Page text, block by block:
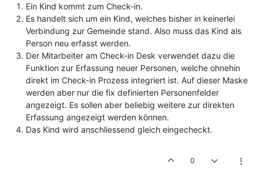
Ein Kind kommt zum Check-in.
Es handelt sich um ein Kind, welches bisher in keinerlei
Verbindung zur Gemeinde stand. Also muss das Kind als
Person neu erfasst werden.
Der Mitarbeiter am Check-in Desk verwendet dazu die
Funktion zur Erfassung neuer Personen, welche ohnehin
direkt im Check-in Prozess integriert ist. Auf dieser Maske
werden aber nur die fix definierten Personenfelder
angezeigt. Es sollen aber beliebig weitere zur direkten
Erfassung angezeigt werden können.
Das Kind wird anschliessend gleich eingecheckt.
0